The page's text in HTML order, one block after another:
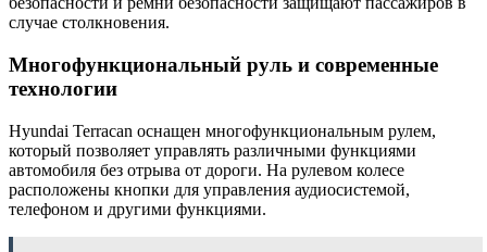
случае столкновения.
Многофункциональный руль и современные
технологии
Hyundai Terracan оснащен многофункциональным рулем,
который позволяет управлять различными функциями
автомобиля без отрыва от дороги. На рулевом колесе
расположены кнопки для управления аудиосистемой,
телефоном и другими функциями.